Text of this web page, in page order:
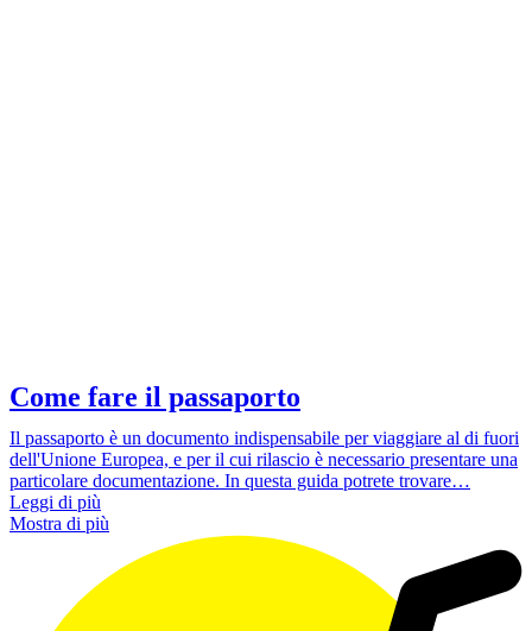
Come fare il passaporto
Il passaporto è un documento indispensabile per viaggiare al di fuori
dell'Unione Europea, e per il cui rilascio è necessario presentare una
particolare documentazione. In questa guida potrete trovare…
Leggi di più
Mostra di più